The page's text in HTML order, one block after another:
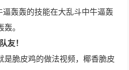
逼轰轰的技能在大乱斗中牛逼轰
。
友！
是脆皮鸡的做法视频，椰香脆皮